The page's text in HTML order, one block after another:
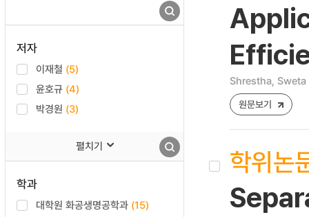
저자
이재철 (5)
윤호규 (4)
박경원 (3)
펼치기
학과
대학원 화공생명공학과 (15)
Shrestha, Sweta
원문보기
학위논